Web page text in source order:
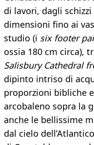
di lavori, dagli
dimensioni fino ai
studio (i six footer
ossia 180 cm circa),
Salisbury Cathedral
dipinto intriso di
proporzioni bibliche
arcobaleno sopra la
anche le bellissime
dal cielo